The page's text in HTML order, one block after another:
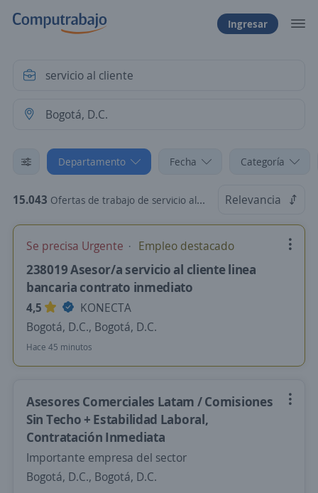
Ingresar
Departamento Fecha Categoría
15.043 Ofertas de trabajo de servicio al cliente en Bogotá, D.C. Relevancia
Se precisa Urgente Empleo destacado
238019 Asesor/a servicio al cliente linea
bancaria contrato inmediato
4,5
KONECTA
Bogotá, D.C., Bogotá, D.C.
Hace 45 minutos
Asesores Comerciales Latam / Comisiones
Sin Techo + Estabilidad Laboral,
Contratación Inmediata
Importante empresa del sector
Bogotá, D.C., Bogotá, D.C.